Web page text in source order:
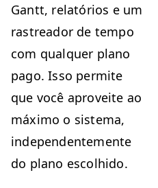
Gantt, relatórios e um
ras­treador de tem­po
com qual­quer plano
pago. Isso per­mite
que você aproveite ao
máx­i­mo o sis­tema,
inde­pen­den­te­mente
do plano escolhido.